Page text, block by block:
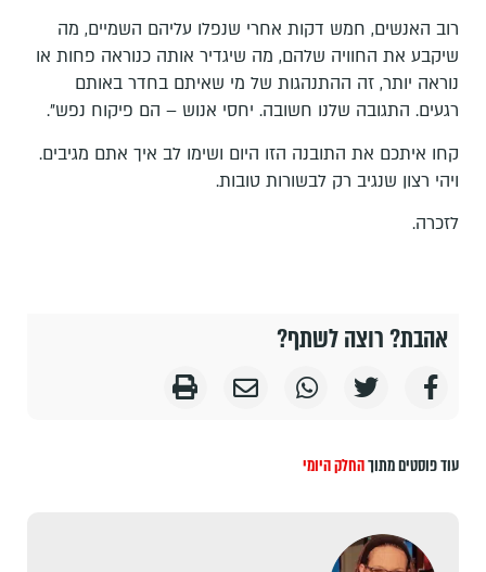
רוב האנשים, חמש דקות אחרי שנפלו עליהם השמיים, מה
שיקבע את החוויה שלהם, מה שיגדיר אותה כנוראה פחות או
נוראה יותר, זה ההתנהגות של מי שאיתם בחדר באותם
רגעים. התגובה שלנו חשובה. יחסי אנוש – הם פיקוח נפש".
קחו איתכם את התובנה הזו היום ושימו לב איך אתם מגיבים.
ויהי רצון שנגיב רק לבשורות טובות.
לזכרה.
אהבת? רוצה לשתף?
עוד פוסטים מתוךהחלק היומי